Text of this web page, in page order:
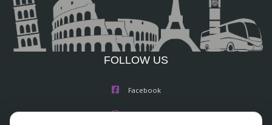
FOLLOW US
Facebook
Instagram